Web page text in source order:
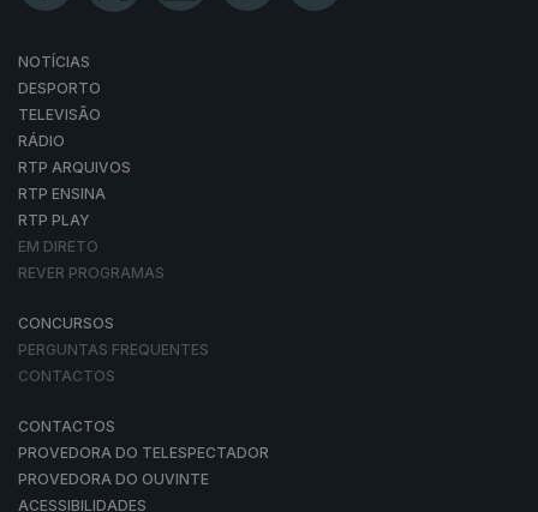
NOTÍCIAS
DESPORTO
TELEVISÃO
RÁDIO
RTP ARQUIVOS
RTP ENSINA
RTP PLAY
EM DIRETO
REVER PROGRAMAS
CONCURSOS
PERGUNTAS FREQUENTES
CONTACTOS
CONTACTOS
PROVEDORA DO TELESPECTADOR
PROVEDORA DO OUVINTE
ACESSIBILIDADES